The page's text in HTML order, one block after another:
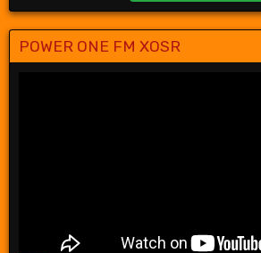
POWER ONE FM XOSR